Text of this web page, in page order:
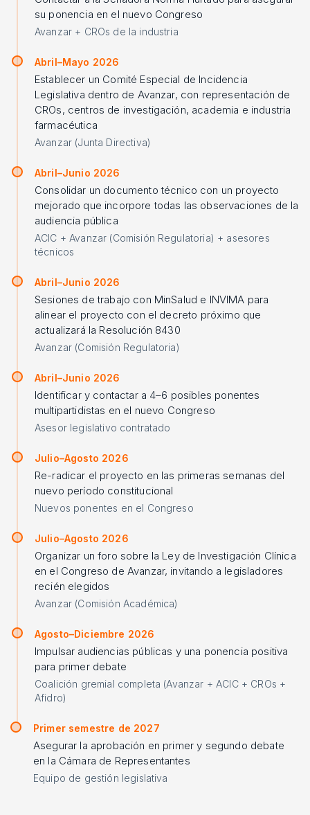
su ponencia en el nuevo Congreso
Avanzar + CROs de la industria
Abril–Mayo 2026
Establecer un Comité Especial de Incidencia
Legislativa dentro de Avanzar, con representación de
CROs, centros de investigación, academia e industria
farmacéutica
Avanzar (Junta Directiva)
Abril–Junio 2026
Consolidar un documento técnico con un proyecto
mejorado que incorpore todas las observaciones de la
audiencia pública
ACIC + Avanzar (Comisión Regulatoria) + asesores
técnicos
Abril–Junio 2026
Sesiones de trabajo con MinSalud e INVIMA para
alinear el proyecto con el decreto próximo que
actualizará la Resolución 8430
Avanzar (Comisión Regulatoria)
Abril–Junio 2026
Identificar y contactar a 4–6 posibles ponentes
multipartidistas en el nuevo Congreso
Asesor legislativo contratado
Julio–Agosto 2026
Re-radicar el proyecto en las primeras semanas del
nuevo período constitucional
Nuevos ponentes en el Congreso
Julio–Agosto 2026
Organizar un foro sobre la Ley de Investigación Clínica
en el Congreso de Avanzar, invitando a legisladores
recién elegidos
Avanzar (Comisión Académica)
Agosto–Diciembre 2026
Impulsar audiencias públicas y una ponencia positiva
para primer debate
Coalición gremial completa (Avanzar + ACIC + CROs +
Afidro)
Primer semestre de 2027
Asegurar la aprobación en primer y segundo debate
en la Cámara de Representantes
Equipo de gestión legislativa